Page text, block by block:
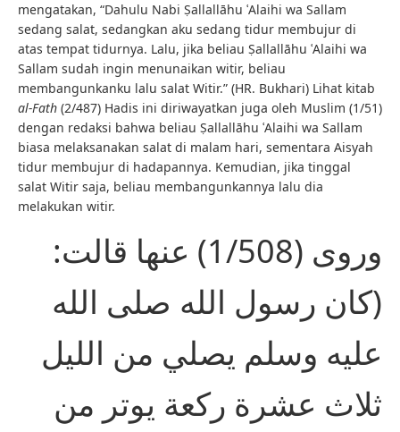
mengatakan, “Dahulu Nabi Ṣallallāhu ʿAlaihi wa Sallam
sedang salat, sedangkan aku sedang tidur membujur di
atas tempat tidurnya. Lalu, jika beliau Ṣallallāhu ʿAlaihi wa
Sallam sudah ingin menunaikan witir, beliau
membangunkanku lalu salat Witir.” (HR. Bukhari) Lihat kitab
al-Fath (2/487) Hadis ini diriwayatkan juga oleh Muslim (1/51)
dengan redaksi bahwa beliau Ṣallallāhu ʿAlaihi wa Sallam
biasa melaksanakan salat di malam hari, sementara Aisyah
tidur membujur di hadapannya. Kemudian, jika tinggal
salat Witir saja, beliau membangunkannya lalu dia
melakukan witir.
وروى (1/508) عنها قالت:
(كان رسول الله صلى الله
عليه وسلم يصلي من الليل
ثلاث عشرة ركعة يوتر من